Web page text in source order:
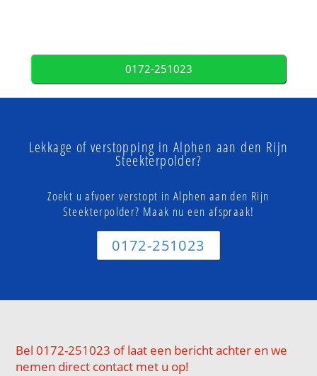
0172-251023
Lekkage of verstopping in Alphen aan den Rijn
Steekterpolder?
Zoekt u afvoer verstopt in Alphen aan den Rijn
Steekterpolder? Maak nu een afspraak!
0172-251023
Bel 0172-251023 of laat een bericht achter en we
nemen direct contact met u op!